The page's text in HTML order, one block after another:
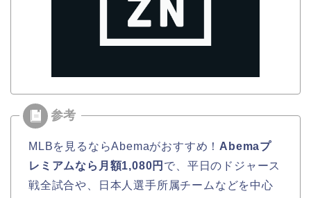
MLBを見るならAbemaがおすすめ！ Abemaプ
レミアムなら月額1,080円 で、平日のドジャース
戦全試合や、日本人選手所属チームなどを中心